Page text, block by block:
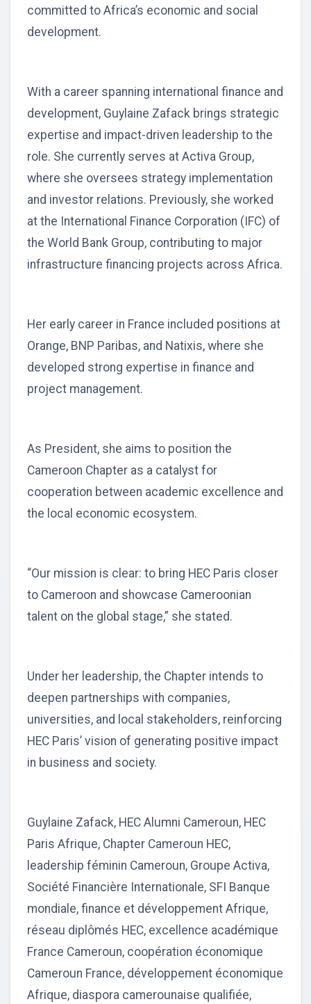
committed to Africa’s economic and social
development.
With a career spanning international finance and
development, Guylaine Zafack brings strategic
expertise and impact-driven leadership to the
role. She currently serves at Activa Group,
where she oversees strategy implementation
and investor relations. Previously, she worked
at the International Finance Corporation (IFC) of
the World Bank Group, contributing to major
infrastructure financing projects across Africa.
Her early career in France included positions at
Orange, BNP Paribas, and Natixis, where she
developed strong expertise in finance and
project management.
As President, she aims to position the
Cameroon Chapter as a catalyst for
cooperation between academic excellence and
the local economic ecosystem.
“Our mission is clear: to bring HEC Paris closer
to Cameroon and showcase Cameroonian
talent on the global stage,” she stated.
Under her leadership, the Chapter intends to
deepen partnerships with companies,
universities, and local stakeholders, reinforcing
HEC Paris’ vision of generating positive impact
in business and society.
Guylaine Zafack, HEC Alumni Cameroun, HEC
Paris Afrique, Chapter Cameroun HEC,
leadership féminin Cameroun, Groupe Activa,
Société Financière Internationale, SFI Banque
mondiale, finance et développement Afrique,
réseau diplômés HEC, excellence académique
France Cameroun, coopération économique
Cameroun France, développement économique
Afrique, diaspora camerounaise qualifiée,